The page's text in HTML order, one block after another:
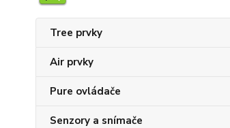
Tree prvky
Air prvky
Pure ovládače
Senzory a snímače